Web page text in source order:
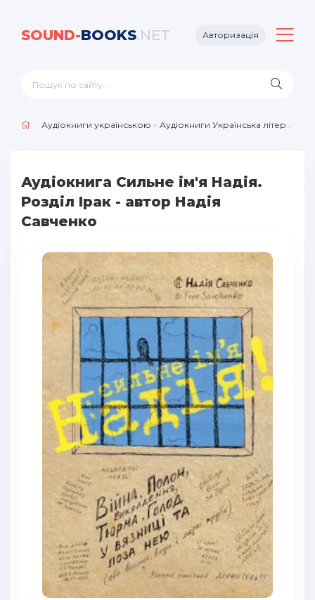
SOUND-BOOKS.NET Авторизація
Аудіокниги українською » Аудіокниги Українська література
Аудіокнига Сильне ім'я Надія.
Розділ Ірак - автор Надія
Савченко